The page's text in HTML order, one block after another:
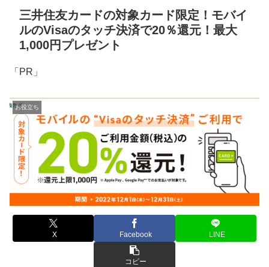
三井住友カードの対象カード限定！モバイ
ルのVisaのタッチ決済で20％還元！最大
1,000円プレゼント
「PR」
お役立ち
X Facebook LINE
コピー